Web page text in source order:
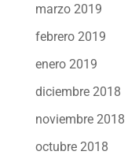
marzo 2019
febrero 2019
enero 2019
diciembre 2018
noviembre 2018
octubre 2018